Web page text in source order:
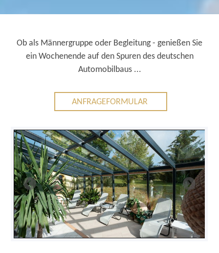
Ob als Männergruppe oder Begleitung - genießen Sie
ein Wochenende auf den Spuren des deutschen
Automobilbaus ...
ANFRAGEFORMULAR